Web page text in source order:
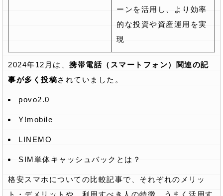
ーンを活用し、より効率
的な投資や資産運用を実
現
2024年12月は、 携帯電話（スマートフォン）関連の記
事が多く投稿されていました。
povo2.0
Y!mobile
LINEMO
SIM単体キャッシュバックとは？
格安スマホについての比較記事で、それぞれのメリッ